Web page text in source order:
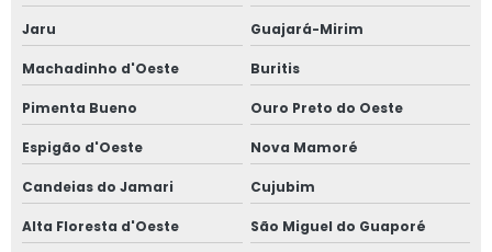
Jaru Guajará-Mirim
Machadinho d'Oeste Buritis
Pimenta Bueno Ouro Preto do Oeste
Espigão d'Oeste Nova Mamoré
Candeias do Jamari Cujubim
Alta Floresta d'Oeste São Miguel do Guaporé